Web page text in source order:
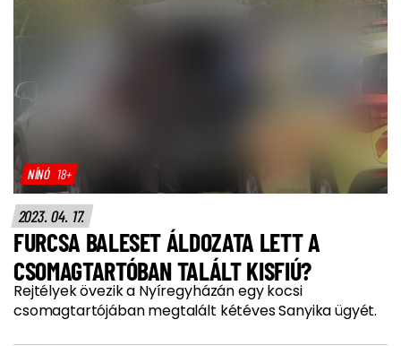
NÍNÓ 18+
2023. 04. 17.
FURCSA BALESET ÁLDOZATA LETT A
CSOMAGTARTÓBAN TALÁLT KISFIÚ?
Rejtélyek övezik a Nyíregyházán egy kocsi
csomagtartójában megtalált kétéves Sanyika ügyét.